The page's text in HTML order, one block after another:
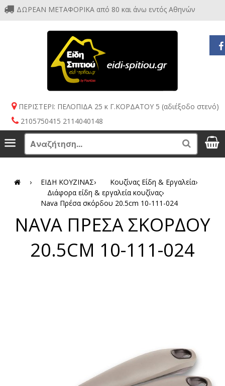
ΔΩΡΕΑΝ ΜΕΤΑΦΟΡΙΚΑ από 80 και άνω εντός Αθηνών
ΠΕΡΙΣΤΕΡΙ: ΠΕΛΟΠΙΔΑ 25 κ Γ.ΚΟΡΔΑΤΟΥ 5 (αδιέξοδο στενό)
2105750415 2114040148
Menu Search
› ΕΙΔΗ ΚΟΥΖΙΝΑΣ› Κουζίνας Είδη & Εργαλεία›
Διάφορα είδη & εργαλεία κουζίνας›
Nava Πρέσα σκόρδου 20.5cm 10-111-024
NAVA ΠΡΕΣΑ ΣΚΟΡΔΟΥ
20.5CM 10-111-024